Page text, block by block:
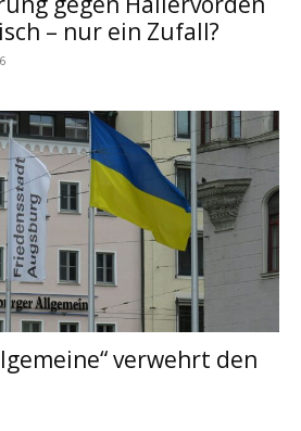
– nur ein Zufall?
verwehrt den